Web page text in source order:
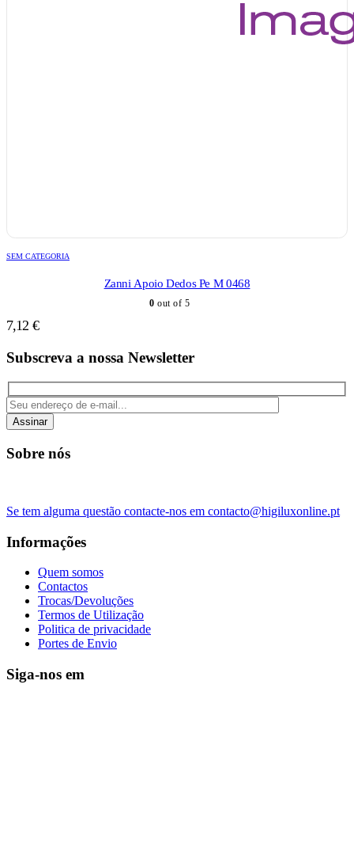
SEM CATEGORIA
Zanni Apoio Dedos Pe M 0468
0 out of 5
7,12 €
Subscreva a nossa Newsletter
Assinar
Sobre nós
Se tem alguma questão contacte-nos em contacto@higiluxonline.pt
Informações
Quem somos
Contactos
Trocas/Devoluções
Termos de Utilização
Politica de privacidade
Portes de Envio
Siga-nos em